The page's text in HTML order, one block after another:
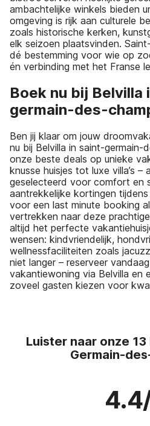
ambachtelijke winkels bieden
omgeving is rijk aan culturele
zoals historische kerken,
elk seizoen plaatsvinden.
dé bestemming voor wie op
én verbinding met het Franse
Boek nu bij Belvilla
germain-des-
Ben jij klaar om jouw
nu bij Belvilla in saint-germain-
onze beste deals op unieke
knusse huisjes tot luxe villa’s –
geselecteerd voor comfort en
aantrekkelijke kortingen
voor een last minute booking
vertrekken naar deze
altijd het perfecte
wensen: kindvriendelijk,
wellnessfaciliteiten zoals
niet langer – reserveer
vakantiewoning via Belvilla en
zoveel gasten kiezen voor
Luister naar onze
Germain-